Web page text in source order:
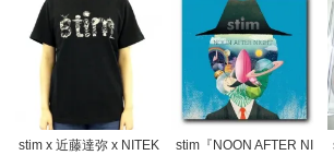
stim x 近藤達弥 x NITEK
stim『NOON AFTER NI